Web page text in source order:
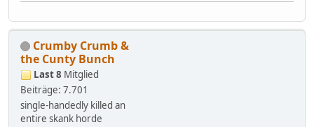
Crumby Crumb &
the Cunty Bunch
Last 8 Mitglied
Beiträge: 7.701
single-handedly killed an
entire skank horde